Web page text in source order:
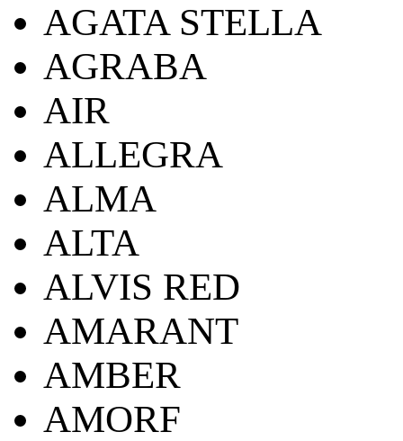
AGATA STELLA
AGRABA
AIR
ALLEGRA
ALMA
ALTA
ALVIS RED
AMARANT
AMBER
AMORF